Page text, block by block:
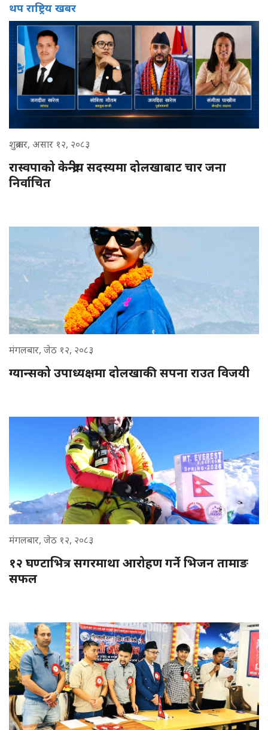
थप राष्ट्रिय खबर
शुक्रबार, असार १२, २०८३
रास्वपाको केन्द्रीय सदस्यमा दोलखाबाट चार जना
निर्वाचित
मंगलबार, जेठ १२, २०८३
ग्यान्सको उपाध्यक्षमा दोलखाकी सपना राउत विजयी
मंगलबार, जेठ १२, २०८३
१२ घण्टाभित्र सगरमाथा आरोहण गर्ने भिजन तामाङ
सफल